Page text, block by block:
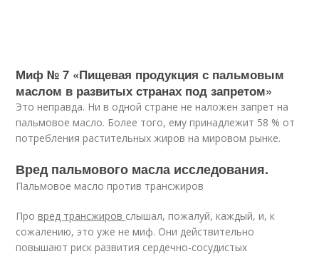
Миф № 7 «Пищевая продукция с пальмовым
маслом в развитых странах под запретом»
Это неправда. Ни в одной стране не наложен запрет на
пальмовое масло. Более того, ему принадлежит 58 % от
потребления растительных жиров на мировом рынке.
Вред пальмового масла исследования.
Пальмовое масло против трансжиров
Провред трансжиров слышал, пожалуй, каждый, и, к
сожалению, это уже не миф. Они действительно
повышают риск развития сердечно-сосудистых